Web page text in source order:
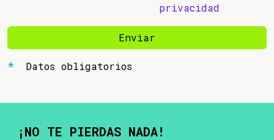
privacidad
Enviar
Datos obligatorios
¡NO TE PIERDAS NADA!